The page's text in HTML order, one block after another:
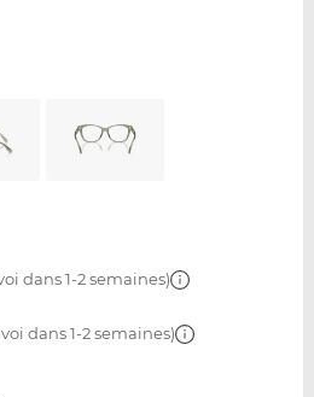
dans 1-2 semaines)
dans 1-2 semaines)